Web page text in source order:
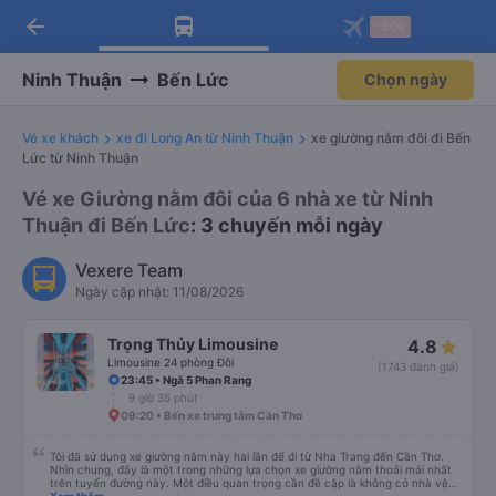
Tải app Vexere ngay!
Nhận ưu đãi thành viên độc
Mở app
Tải app Vexere
-30k/ghế khi đặt vé máy bay qua
Mở app
arrow_back
Ninh Thuận Bến Lức Chọn ngày
Vé xe khách xe đi Long An từ Ninh Thuận
xe giường nằm đôi đi Bến
Lức từ Ninh Thuận
Vé xe Giường nằm đôi của 6 nhà xe từ Ninh
Thuận đi Bến Lức: 3 chuyến mỗi ngày
Vexere Team
Ngày cập nhật: 11/08/2026
Trọng Thủy Limousine
Limousine 24 phòng Đôi
4.8
(1743 đánh giá)
23:45 • Ngã 5 Phan Rang
9 giờ 35 phút
09:20 • Bến xe trung tâm Cần Thơ
Tôi đã sử dụng xe giường nằm này hai lần để đi từ Nha Trang đến Cần Thơ.
Nhìn chung, đây là một trong những lựa chọn xe giường nằm thoải mái nhất
trên tuyến đường này. Một điều quan trọng cần đề cập là không có nhà vệ